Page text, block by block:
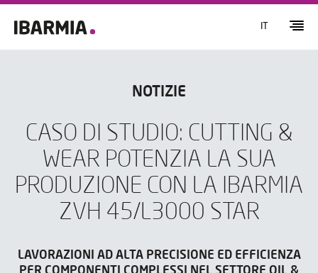
NOTIZIE
CASO DI STUDIO: CUTTING &
WEAR POTENZIA LA SUA
PRODUZIONE CON LA IBARMIA
ZVH 45/L3000 STAR
LAVORAZIONI AD ALTA PRECISIONE ED EFFICIENZA